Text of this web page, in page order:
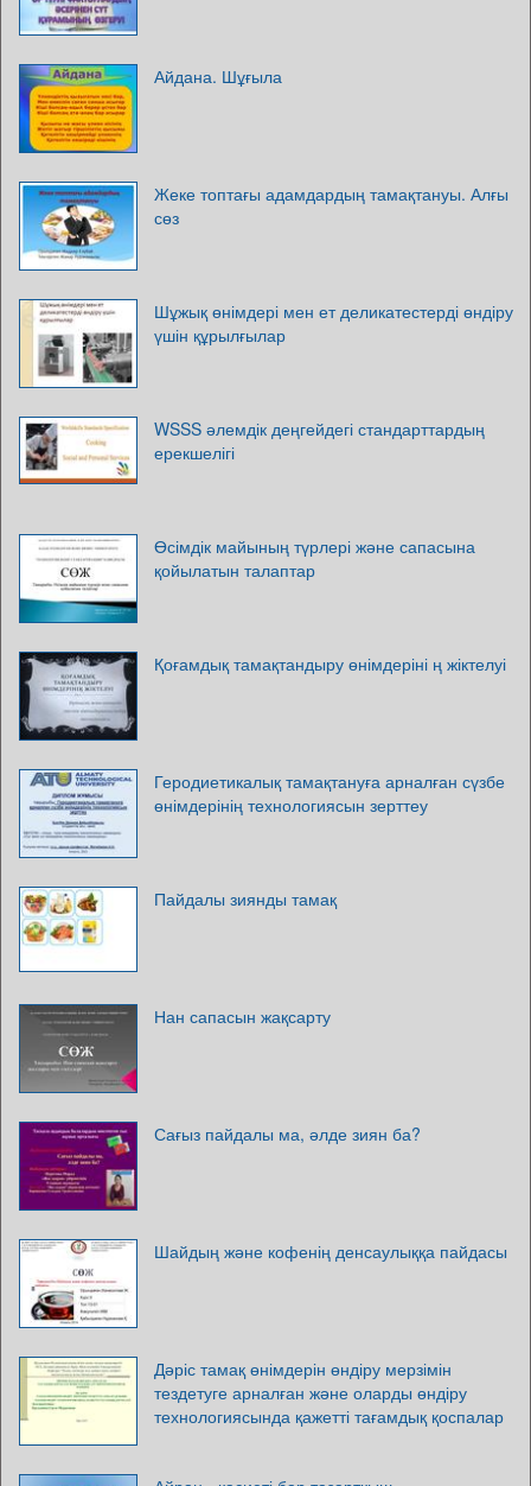
Айдана. Шұғыла
Жеке топтағы адамдардың тамақтануы. Алғы
сөз
Шұжық өнімдері мен ет деликатестерді өндіру
үшін құрылғылар
WSSS әлемдік деңгейдегі стандарттардың
ерекшелігі
Өсімдік майының түрлері және сапасына
қойылатын талаптар
Қоғамдық тамақтандыру өнімдеріні ң жіктелуі
Геродиетикалық тамақтануға арналған сүзбе
өнімдерінің технологиясын зерттеу
Пайдалы зиянды тамақ
Нан сапасын жақсарту
Сағыз пайдалы ма, әлде зиян ба?
Шайдың және кофенің денсаулыққа пайдасы
Дәріс тамақ өнімдерін өндіру мерзімін
тездетуге арналған және оларды өндіру
технологиясында қажетті тағамдық қоспалар